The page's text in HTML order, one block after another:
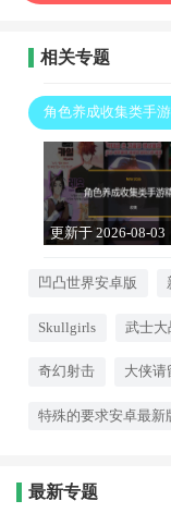
相关专题
角色养成收集类手
更新于 2026-08-03
凹凸世界安卓版
Skullgirls 武士大
奇幻射击 大侠请
特殊的要求安卓最新
最新专题